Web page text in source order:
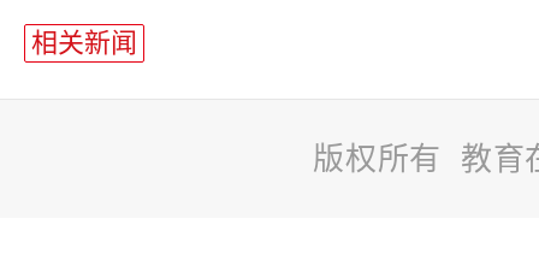
相关新闻
版权所有 教育